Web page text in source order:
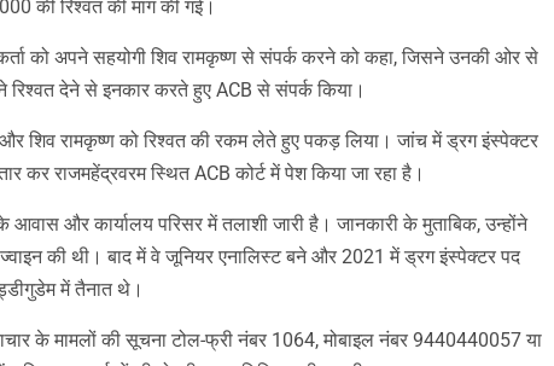
की रिश्वत की मांग की गई।
को अपने सहयोगी शिव रामकृष्ण से संपर्क करने को कहा, जिसने उनकी ओर से
देने से इनकार करते हुए ACB से संपर्क किया।
शिव रामकृष्ण को रिश्वत की रकम लेते हुए पकड़ लिया। जांच में ड्रग इंस्पेक्टर
कर राजमहेंद्रवरम स्थित ACB कोर्ट में पेश किया जा रहा है।
आवास और कार्यालय परिसर में तलाशी जारी है। जानकारी के मुताबिक, उन्होंने
की थी। बाद में वे जूनियर एनालिस्ट बने और 2021 में ड्रग इंस्पेक्टर पद
में तैनात थे।
के मामलों की सूचना टोल-फ्री नंबर 1064, मोबाइल नंबर 9440440057 या